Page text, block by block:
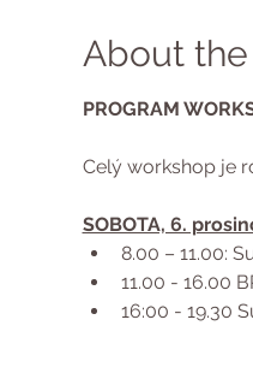
About
PROGRAM
Celý workshop je
SOBOTA, 6.
8.00 – 11.00:
11.00 - 16.00
16:00 - 19.30